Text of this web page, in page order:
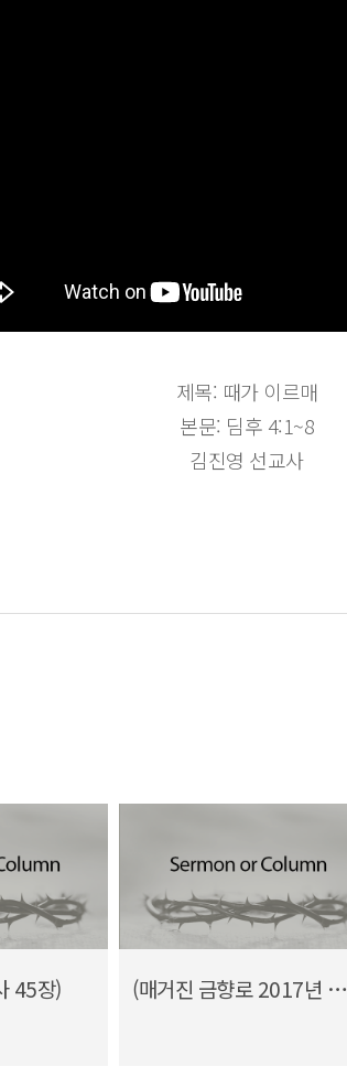
제목: 때가 이르매
본문: 딤후 4:1~8
김진영 선교사
45장) (매거진 금향로 2017년 10월호) 종교개혁은 계속되어야 합니다